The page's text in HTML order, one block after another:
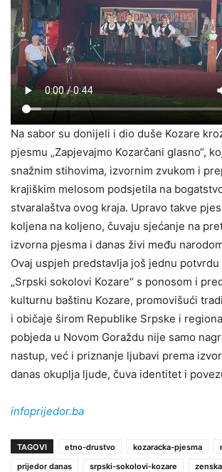
Na sabor su donijeli i dio duše Kozare
pjesmu „Zapjevajmo Kozarčani glasno“,
snažnim stihovima, izvornim zvukom i
krajiškim melosom podsjetila na
stvaralaštva ovog kraja. Upravo takve
koljena na koljeno, čuvaju sjećanje na
izvorna pjesma i danas živi među
Ovaj uspjeh predstavlja još jednu
„Srpski sokolovi Kozare“ s ponosom i
kulturnu baštinu Kozare, promovišući
i običaje širom Republike Srpske i
pobjeda u Novom Goraždu nije samo
nastup, već i priznanje ljubavi prema
danas okuplja ljude, čuva identitet i
infoprijedor.ba
TAGOVI etno-drustvo kozaracka-pjesma
prijedor danas
srpski-sokolovi-kozare